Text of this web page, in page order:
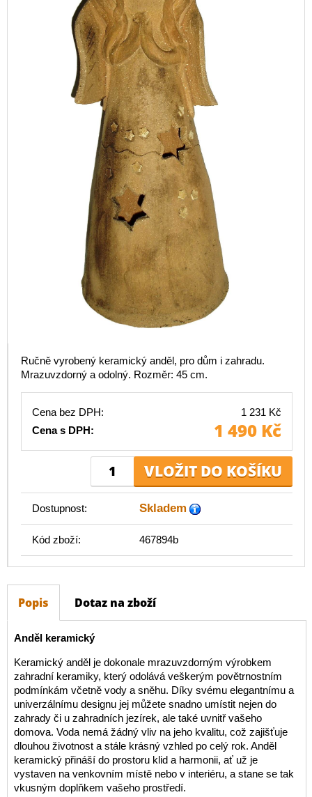
Ručně vyrobený keramický anděl, pro dům i zahradu.
Mrazuvzdorný a odolný. Rozměr: 45 cm.
Cena bez DPH:
1 231 Kč
Cena s DPH:
1 490 Kč
Dostupnost: Skladem
Kód zboží: 467894b
Popis Dotaz na zboží
Anděl keramický
Keramický anděl je dokonale mrazuvzdorným výrobkem
zahradní keramiky, který odolává veškerým povětrnostním
podmínkám včetně vody a sněhu. Díky svému elegantnímu a
univerzálnímu designu jej můžete snadno umístit nejen do
zahrady či u zahradních jezírek, ale také uvnitř vašeho
domova. Voda nemá žádný vliv na jeho kvalitu, což zajišťuje
dlouhou životnost a stále krásný vzhled po celý rok. Anděl
keramický přináší do prostoru klid a harmonii, ať už je
vystaven na venkovním místě nebo v interiéru, a stane se tak
vkusným doplňkem vašeho prostředí.